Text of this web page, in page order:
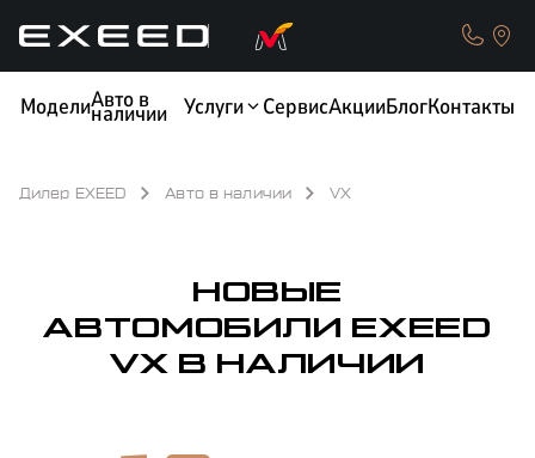
МоделиАвто в
наличии Услуги СервисАкцииБлогКонтакты
ОБМЕН / TRADE-IN
Дилер EXEED Авто в наличии VX
НОВЫЕ
АВТОМОБИЛИ EXEED
VX В НАЛИЧИИ